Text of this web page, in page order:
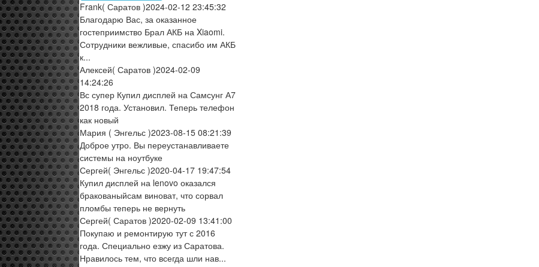
Frank( Саратов )2024-02-12 23:45:32
Благодарю Вас, за оказанное
гостеприимство Брал АКБ на Xiaomi.
Сотрудники вежливые, спасибо им АКБ
к...
Алексей( Саратов )2024-02-09
14:24:26
Вс супер Купил дисплей на Самсунг А7
2018 года. Установил. Теперь телефон
как новый
Мария ( Энгельс )2023-08-15 08:21:39
Доброе утро. Вы переустанавливаете
системы на ноутбуке
Сергей( Энгельс )2020-04-17 19:47:54
Купил дисплей на lenovo оказался
бракованыйсам виноват, что сорвал
пломбы теперь не вернуть
Сергей( Саратов )2020-02-09 13:41:00
Покупаю и ремонтирую тут с 2016
года. Специально езжу из Саратова.
Нравилось тем, что всегда шли нав...